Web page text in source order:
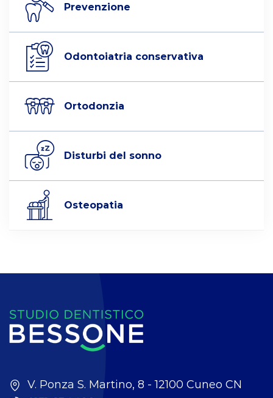
Prevenzione
Odontoiatria conservativa
Ortodonzia
Disturbi del sonno
Osteopatia
V. Ponza S. Martino, 8 - 12100 Cuneo CN